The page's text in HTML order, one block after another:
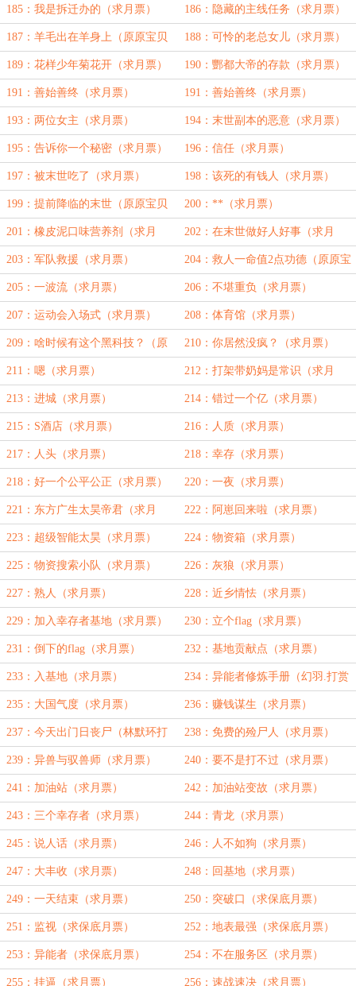
185：我是拆迁办的（求月票） 186：隐藏的主线任务（求月票）
187：羊毛出在羊身上（原原宝贝
打赏加更①）
188：可怜的老总女儿（求月票）
189：花样少年菊花开（求月票） 190：酆都大帝的存款（求月票）
191：善始善终（求月票） 191：善始善终（求月票）
193：两位女主（求月票） 194：末世副本的恶意（求月票）
195：告诉你一个秘密（求月票） 196：信任（求月票）
197：被末世吃了（求月票） 198：该死的有钱人（求月票）
199：提前降临的末世（原原宝贝
打赏加更③）
200：**（求月票）
201：橡皮泥口味营养剂（求月
票）
202：在末世做好人好事（求月
票）
203：军队救援（求月票） 204：救人一命值2点功德（原原宝
贝打赏加更④）
205：一波流（求月票） 206：不堪重负（求月票）
207：运动会入场式（求月票） 208：体育馆（求月票）
209：啥时候有这个黑科技？（原
原宝贝打赏加更⑤）
210：你居然没疯？（求月票）
211：嗯（求月票） 212：打架带奶妈是常识（求月
票）
213：进城（求月票） 214：错过一个亿（求月票）
215：S酒店（求月票） 216：人质（求月票）
217：人头（求月票） 218：幸存（求月票）
218：好一个公平公正（求月票） 220：一夜（求月票）
221：东方广生太昊帝君（求月
票）
222：阿崽回来啦（求月票）
223：超级智能太昊（求月票） 224：物资箱（求月票）
225：物资搜索小队（求月票） 226：灰狼（求月票）
227：熟人（求月票） 228：近乡情怯（求月票）
229：加入幸存者基地（求月票） 230：立个flag（求月票）
231：倒下的flag（求月票） 232：基地贡献点（求月票）
233：入基地（求月票） 234：异能者修炼手册（幻羽.打赏
加更）
235：大国气度（求月票） 236：赚钱谋生（求月票）
237：今天出门日丧尸（林默环打
赏加更）
238：免费的殓尸人（求月票）
239：异兽与驭兽师（求月票） 240：要不是打不过（求月票）
241：加油站（求月票） 242：加油站变故（求月票）
243：三个幸存者（求月票） 244：青龙（求月票）
245：说人话（求月票） 246：人不如狗（求月票）
247：大丰收（求月票） 248：回基地（求月票）
249：一天结束（求月票） 250：突破口（求保底月票）
251：监视（求保底月票） 252：地表最强（求保底月票）
253：异能者（求保底月票） 254：不在服务区（求月票）
255：挂逼（求月票） 256：速战速决（求月票）